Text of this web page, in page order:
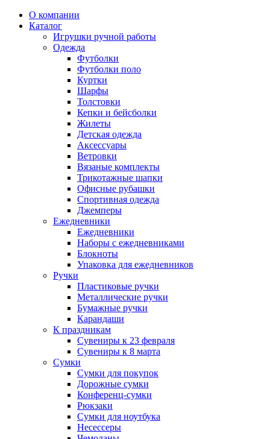
О компании
Каталог
Игрушки ручной работы
Одежда
Футболки
Футболки поло
Куртки
Шарфы
Толстовки
Кепки и бейсболки
Жилеты
Детская одежда
Аксессуары
Ветровки
Вязаные комплекты
Трикотажные шапки
Офисные рубашки
Спортивная одежда
Джемперы
Ежедневники
Ежедневники
Наборы с ежедневниками
Блокноты
Упаковка для ежедневников
Ручки
Пластиковые ручки
Металлические ручки
Бумажные ручки
Карандаши
К праздникам
Сувениры к 23 февраля
Сувениры к 8 марта
Сумки
Сумки для покупок
Дорожные сумки
Конференц-сумки
Рюкзаки
Сумки для ноутбука
Несессеры